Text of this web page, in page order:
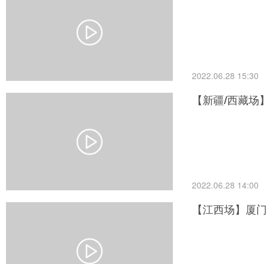
2022.06.28 15:30
【新疆/西藏
2022.06.28 14:00
【江西场】厦